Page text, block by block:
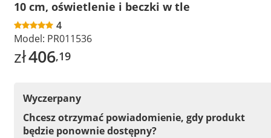
10 cm, oświetlenie i beczki w tle
4
Model: PR011536
zł406,19
Wyczerpany
Chcesz otrzymać powiadomienie, gdy produkt
będzie ponownie dostępny?